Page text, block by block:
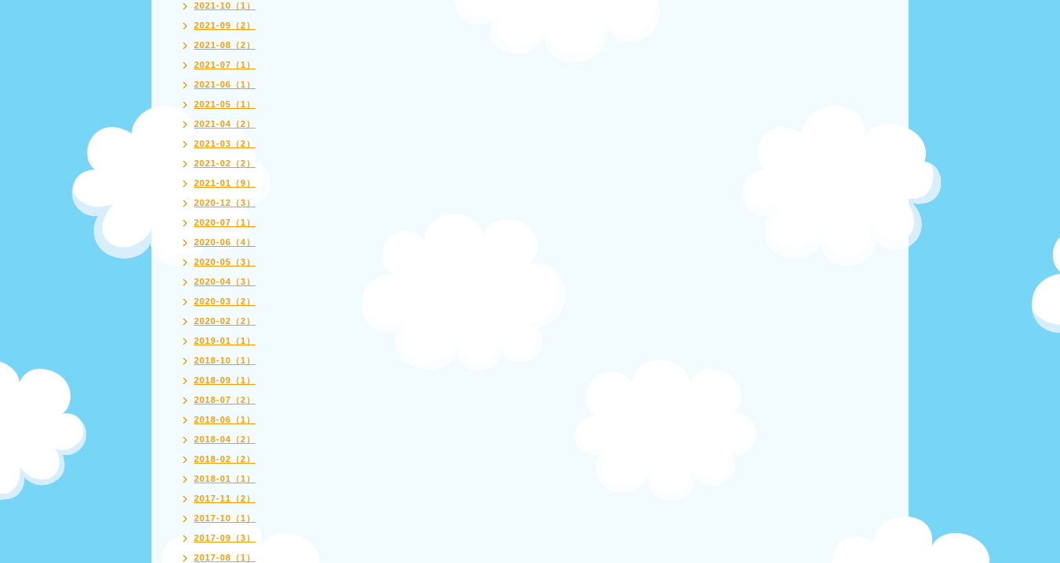
2021-10（1）
2021-09（2）
2021-08（2）
2021-07（1）
2021-06（1）
2021-05（1）
2021-04（2）
2021-03（2）
2021-02（2）
2021-01（9）
2020-12（3）
2020-07（1）
2020-06（4）
2020-05（3）
2020-04（3）
2020-03（2）
2020-02（2）
2019-01（1）
2018-10（1）
2018-09（1）
2018-07（2）
2018-06（1）
2018-04（2）
2018-02（2）
2018-01（1）
2017-11（2）
2017-10（1）
2017-09（3）
2017-08（1）